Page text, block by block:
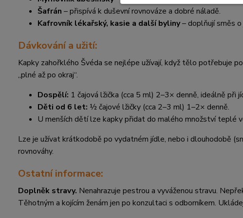
Šafrán – přispívá k duševní rovnováze a dobré náladě.
Kafrovník lékařský, kasie a další byliny– doplňují směs o
Dávkování a užití:
Kapky zahořklého Švéda se nejlépe užívají, když tělo potřebuje
„plné až po okraj“.
Dospělí: 1 čajová lžička (cca 5 ml) 2–3× denně, ideálně při
Děti od 6 let: ½ čajové lžičky (cca 2–3 ml) 1–2× denně.
U menších dětí lze kapky přidat do malého množství teplé
Lze je užívat krátkodobě po vydatném jídle, nebo i dlouhodobě
rovnováhy.
Ostatní informace:
Doplněk stravy. Nenahrazuje pestrou a vyváženou stravu.
Těhotným a kojícím ženám jen po konzultaci s odborníkem.